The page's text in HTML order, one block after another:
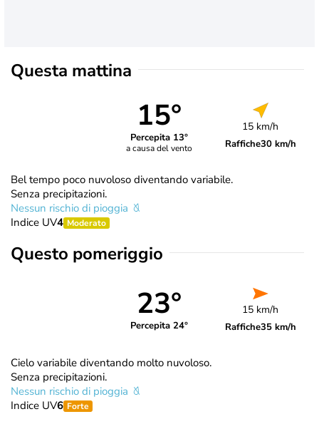
Questa mattina
15°
Percepita 13°
a causa del vento
15 km/h
Raffiche30 km/h
Bel tempo poco nuvoloso diventando variabile.
Senza precipitazioni.
Nessun rischio di pioggia
Indice UV4 Moderato
Questo pomeriggio
23°
Percepita 24°
15 km/h
Raffiche35 km/h
Cielo variabile diventando molto nuvoloso.
Senza precipitazioni.
Nessun rischio di pioggia
Indice UV6 Forte